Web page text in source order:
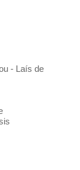
- Laís de